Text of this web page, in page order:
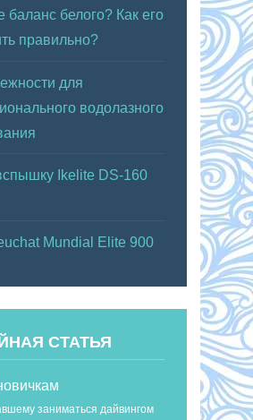
баланс белого? Как его
правильно?
для
водолазного
Ikelite DS-160
Mundial Elite 900
СТАТЬЯ
заниматься дайвингом